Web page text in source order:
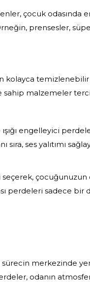
çocuk odasında
prensesler,
temizlenebilir
sahip malzemeler
engelleyici
ses yalıtımı
çocuğunuzun
perdeleri sadece bir
merkezinde
odanın